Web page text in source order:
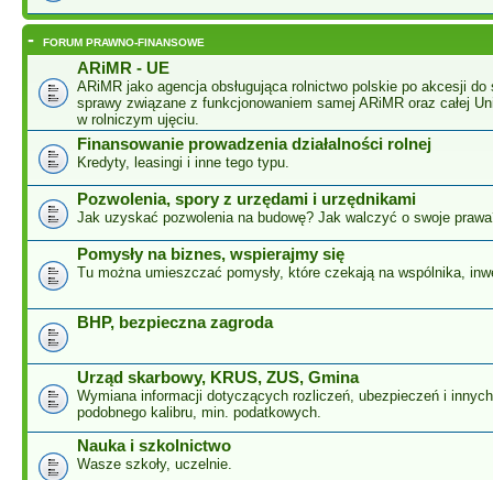
- FORUM PRAWNO-FINANSOWE
ARiMR - UE
ARiMR jako agencja obsługująca rolnictwo polskie po akcesji do
sprawy związane z funkcjonowaniem samej ARiMR oraz całej
w rolniczym ujęciu.
Finansowanie prowadzenia działalności rolnej
Kredyty, leasingi i inne tego typu.
Pozwolenia, spory z urzędami i urzędnikami
Jak uzyskać pozwolenia na budowę? Jak walczyć o swoje
Pomysły na biznes, wspierajmy się
Tu można umieszczać pomysły, które czekają na wspólnika,
BHP, bezpieczna zagroda
Urząd skarbowy, KRUS, ZUS, Gmina
Wymiana informacji dotyczących rozliczeń, ubezpieczeń i
podobnego kalibru, min. podatkowych.
Nauka i szkolnictwo
Wasze szkoły, uczelnie.